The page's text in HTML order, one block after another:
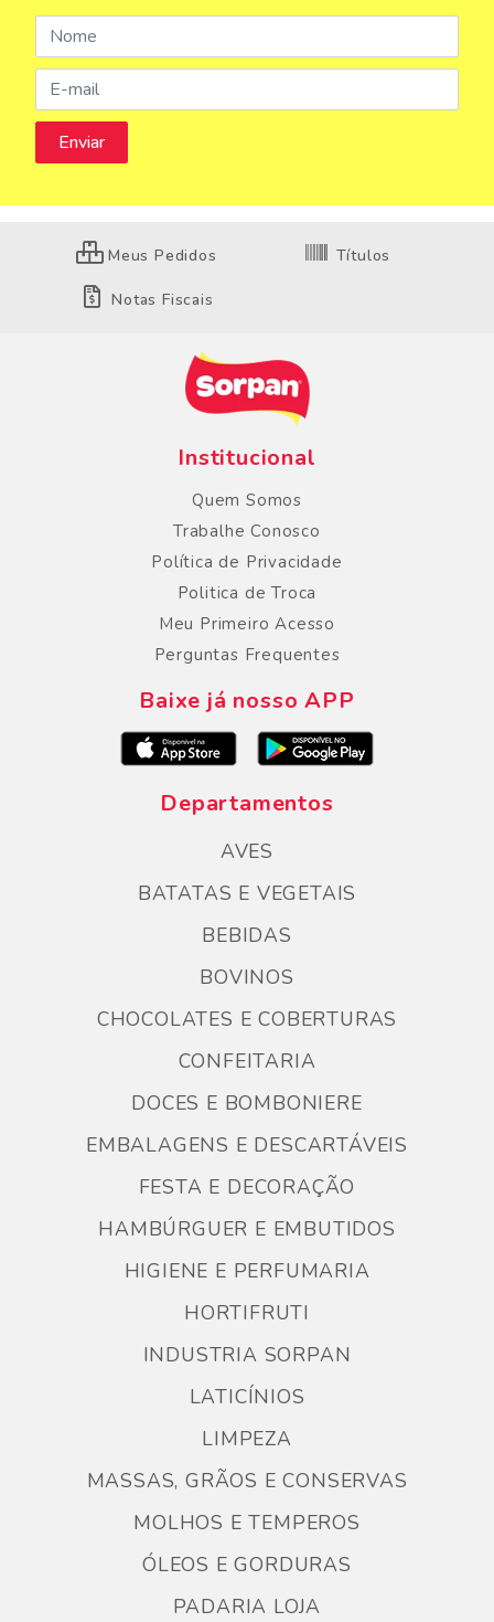
Meus Pedidos Títulos
Notas Fiscais
Institucional
Quem Somos
Trabalhe Conosco
Política de Privacidade
Politica de Troca
Meu Primeiro Acesso
Perguntas Frequentes
Baixe já nosso APP
Departamentos
AVES
BATATAS E VEGETAIS
BEBIDAS
BOVINOS
CHOCOLATES E COBERTURAS
CONFEITARIA
DOCES E BOMBONIERE
EMBALAGENS E DESCARTÁVEIS
FESTA E DECORAÇÃO
HAMBÚRGUER E EMBUTIDOS
HIGIENE E PERFUMARIA
HORTIFRUTI
INDUSTRIA SORPAN
LATICÍNIOS
LIMPEZA
MASSAS, GRÃOS E CONSERVAS
MOLHOS E TEMPEROS
ÓLEOS E GORDURAS
PADARIA LOJA